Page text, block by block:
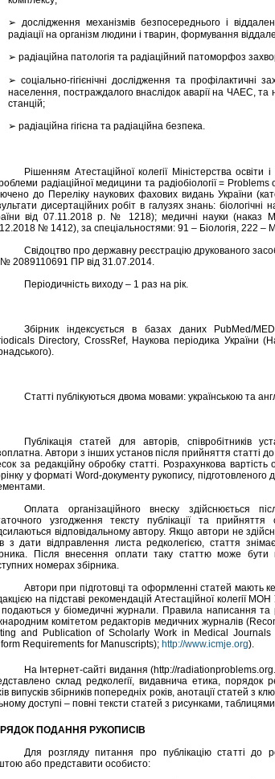
➢ дослідження механізмів безпосереднього і
радіації на організм людини і тварин, формування
➢ радіаційна патологія та радіаційний патоморфоз
➢ соціально-гігієнічні дослідження та
населення, постраждалого внаслідок аварії на ЧАЕС,
станцій;
➢ радіаційна гігієна та радіаційна безпека.
Рішенням Атестаційної колегії Міністерства
радіаційної медицини та радіобіології =
до Переліку наукових фахових видань України
дисертаційних робіт в галузях знань: біологічні
від 07.11.2018 р. № 1218); медичні науки (наказ
№ 1412), за спеціальностями: 91 – Біологія, 222 –
Свідоцтво про державну реєстрацію друкованого
2089110691 ПР від 31.07.2014.
Періодичність виходу – 1 раз на рік.
Збірник індексується в базах даних PubMed/
Directory, CrossRef, Наукова періодика України
Статті публікуються двома мовами: українською та
Публікація статей для авторів, співробітників
Автори з інших установ після прийняття статті
за редакційну обробку статті. Розрахункова вартість
у форматі Word-документу рукопису, підготовленого
Оплата організаційного внеску здійснюється
узгодження тексту публікації таприйняття
відповідальному автору. Якщо автори не
з дати відправлення листа редколегією, стаття
Після внесення оплати таку статтю може
номерах збірника.
Автори при підготовці та оформленні статей мають
на підставі рекомендацій Атестаційної колегії
подаються у біомедичні журнали. Правила написання та
комітетом редакторів медичних журналів
and Publication of Scholarly Work in Medical Journals
Requirements for Manuscripts); http://www.icmje.org).
На Інтернет-сайті видання (http://
склад редколегії, видавнича етика, порядок
випусків збірників попередніх років, анотації статей з
доступі – повні тексти статей з рисунками,
ПОДАННЯ РУКОПИСІВ
Для розгляду питання про публікацію статті до
або представити особисто: